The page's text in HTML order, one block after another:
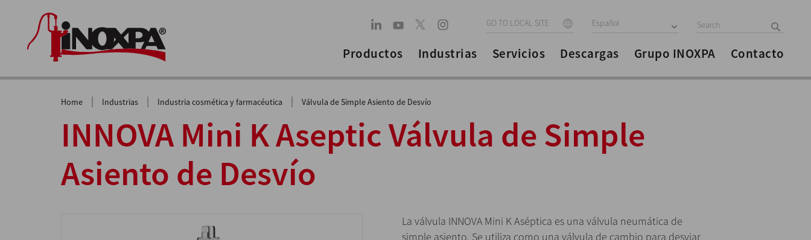
GO TO LOCAL SITE Español
Productos Industrias Servicios Descargas Grupo INOXPA Contacto
Home | Industrias | Industria cosmética y farmacéutica | Válvula de Simple Asiento de Desvío
INNOVA Mini K Aseptic Válvula de Simple
Asiento de Desvío
La válvula INNOVA Mini K Aséptica es una válvula neumática de
simple asiento. Se utiliza como una válvula de cambio para desviar